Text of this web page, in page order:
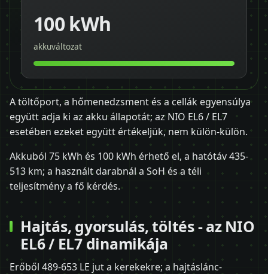
100 kWh
akkuváltozat
A töltőport, a hőmenedzsment és a cellák egyensúlya
együtt adja ki az akku állapotát; az NIO EL6 / EL7
esetében ezeket együtt értékeljük, nem külön-külön.
Akkuból 75 kWh és 100 kWh érhető el, a hatótáv 435-
513 km; a használt darabnál a SoH és a téli
teljesítmény a fő kérdés.
Hajtás, gyorsulás, töltés - az NIO
EL6 / EL7 dinamikája
Erőből 489-653 LE jut a kerekekre; a hajtáslánc-